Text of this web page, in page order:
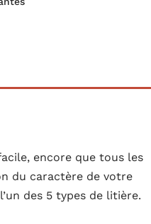
encore que tous les
du caractère de votre
des 5 types de litière.